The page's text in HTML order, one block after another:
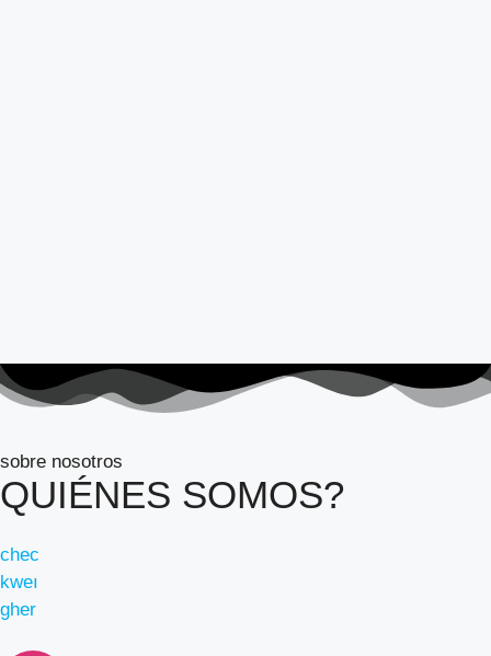
sobre nosotros
QUIÉNES SOMOS?
chec
kweı
gher